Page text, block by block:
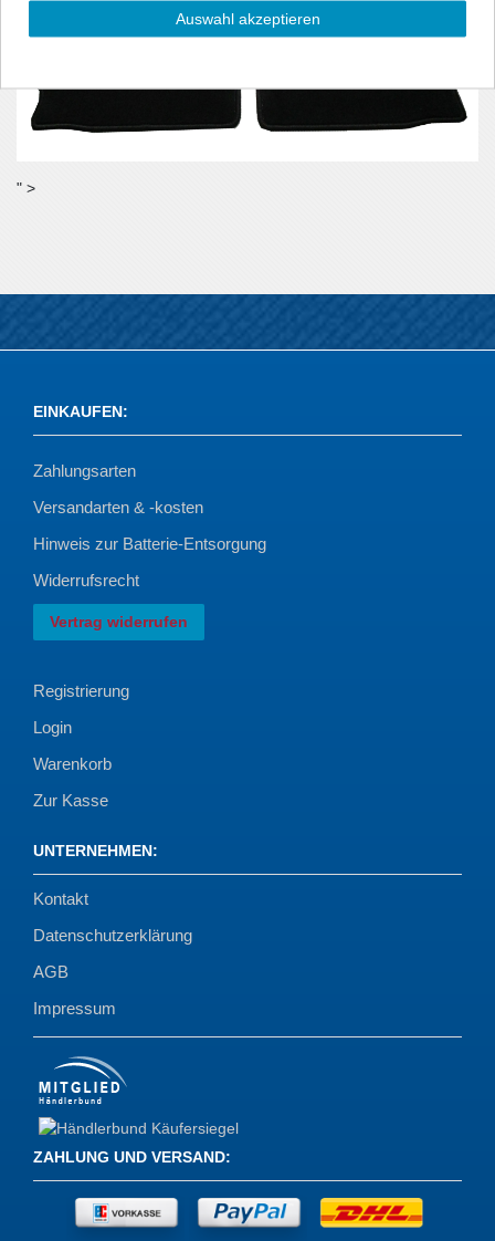
" >
EINKAUFEN:
Zahlungsarten
Versandarten & -kosten
Hinweis zur Batterie-Entsorgung
Widerrufsrecht
Vertrag widerrufen
Registrierung
Login
Warenkorb
Zur Kasse
UNTERNEHMEN:
Kontakt
Datenschutzerklärung
AGB
Impressum
ZAHLUNG UND VERSAND:
Auswahl akzeptieren